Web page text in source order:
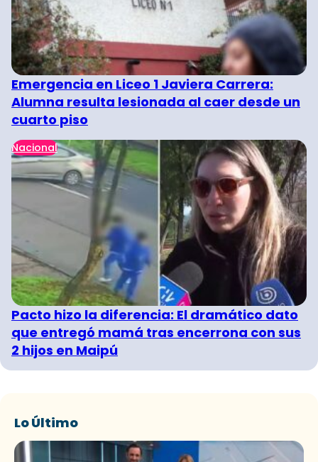
Emergencia en Liceo 1 Javiera Carrera:
Alumna resulta lesionada al caer desde un
cuarto piso
Nacional
Pacto hizo la diferencia: El dramático dato
que entregó mamá tras encerrona con sus
2 hijos en Maipú
Lo Último